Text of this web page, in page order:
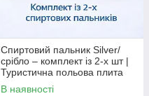
Спиртовий пальник Silver/
срібло – комплект із 2-х шт |
Туристична польова плита
для дому, укриття та кемпінгу
В наявності